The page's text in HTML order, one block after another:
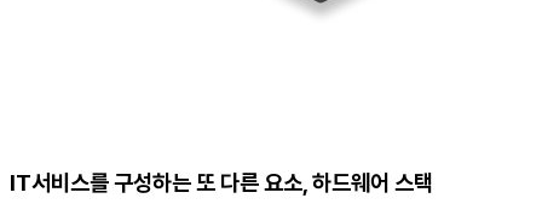
IT서비스를 구성하는 또 다른 요소, 하드웨어 스택